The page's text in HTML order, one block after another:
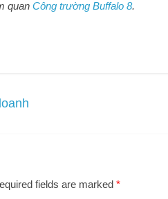
quan Công trường Buffalo 8.
fields are marked *